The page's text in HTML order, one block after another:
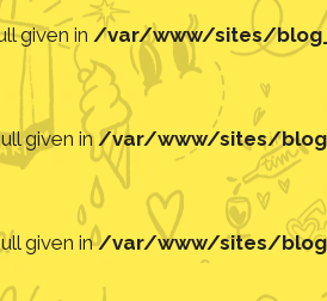
given in /var/www/sites/
given in/var/www/sites/
given in/var/www/sites/